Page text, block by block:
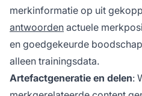
merkinformatie op uit
antwoorden actuele
en goedgekeurde
alleen trainingsdata.
Artefactgeneratie en delen: